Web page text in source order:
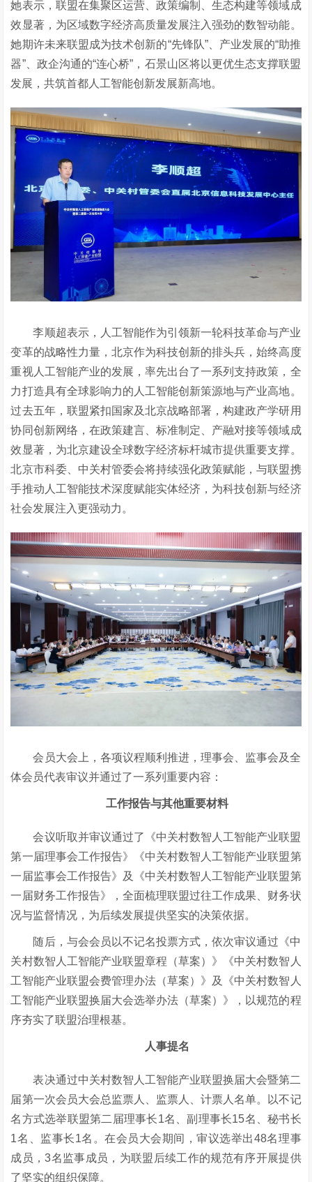
她表示，联盟在集聚区运营、政策编制、生态构建等领域成
效显著，为区域数字经济高质量发展注入强劲的数智动能。
她期许未来联盟成为技术创新的“先锋队”、产业发展的“助推
器”、政企沟通的“连心桥”，石景山区将以更优生态支撑联盟
发展，共筑首都人工智能创新发展新高地。
李顺超表示，人工智能作为引领新一轮科技革命与产业
变革的战略性力量，北京作为科技创新的排头兵，始终高度
重视人工智能产业的发展，率先出台了一系列支持政策，全
力打造具有全球影响力的人工智能创新策源地与产业高地。
过去五年，联盟紧扣国家及北京战略部署，构建政产学研用
协同创新网络，在政策建言、标准制定、产融对接等领域成
效显著，为北京建设全球数字经济标杆城市提供重要支撑。
北京市科委、中关村管委会将持续强化政策赋能，与联盟携
手推动人工智能技术深度赋能实体经济，为科技创新与经济
社会发展注入更强动力。
会员大会上，各项议程顺利推进，理事会、监事会及全
体会员代表审议并通过了一系列重要内容：
工作报告与其他重要材料
会议听取并审议通过了《中关村数智人工智能产业联盟
第一届理事会工作报告》《中关村数智人工智能产业联盟第
一届监事会工作报告》及《中关村数智人工智能产业联盟第
一届财务工作报告》，全面梳理联盟过往工作成果、财务状
况与监督情况，为后续发展提供坚实的决策依据。
随后，与会会员以不记名投票方式，依次审议通过《中
关村数智人工智能产业联盟章程（草案）》《中关村数智人
工智能产业联盟会费管理办法（草案）》及《中关村数智人
工智能产业联盟换届大会选举办法（草案）》，以规范的程
序夯实了联盟治理根基。
人事提名
表决通过中关村数智人工智能产业联盟换届大会暨第二
届第一次会员大会总监票人、监票人、计票人名单。以不记
名方式选举联盟第二届理事长1名、副理事长15名、秘书长
1名、监事长1名。在会员大会期间，审议选举出48名理事
成员，3名监事成员，为联盟后续工作的规范有序开展提供
了坚实的组织保障。